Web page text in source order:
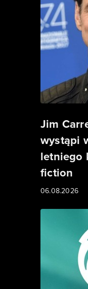
Jim
wystąpi
letniego
fiction
06.08.2026